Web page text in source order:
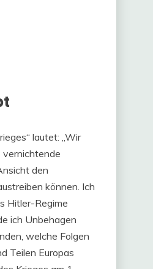
lautet: „Wir
vernichtende
den
können. Ich
Hitler-Regime
ich Unbehagen
welche Folgen
Teilen Europas